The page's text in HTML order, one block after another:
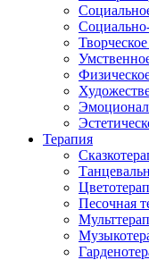
Терапия
Песочная